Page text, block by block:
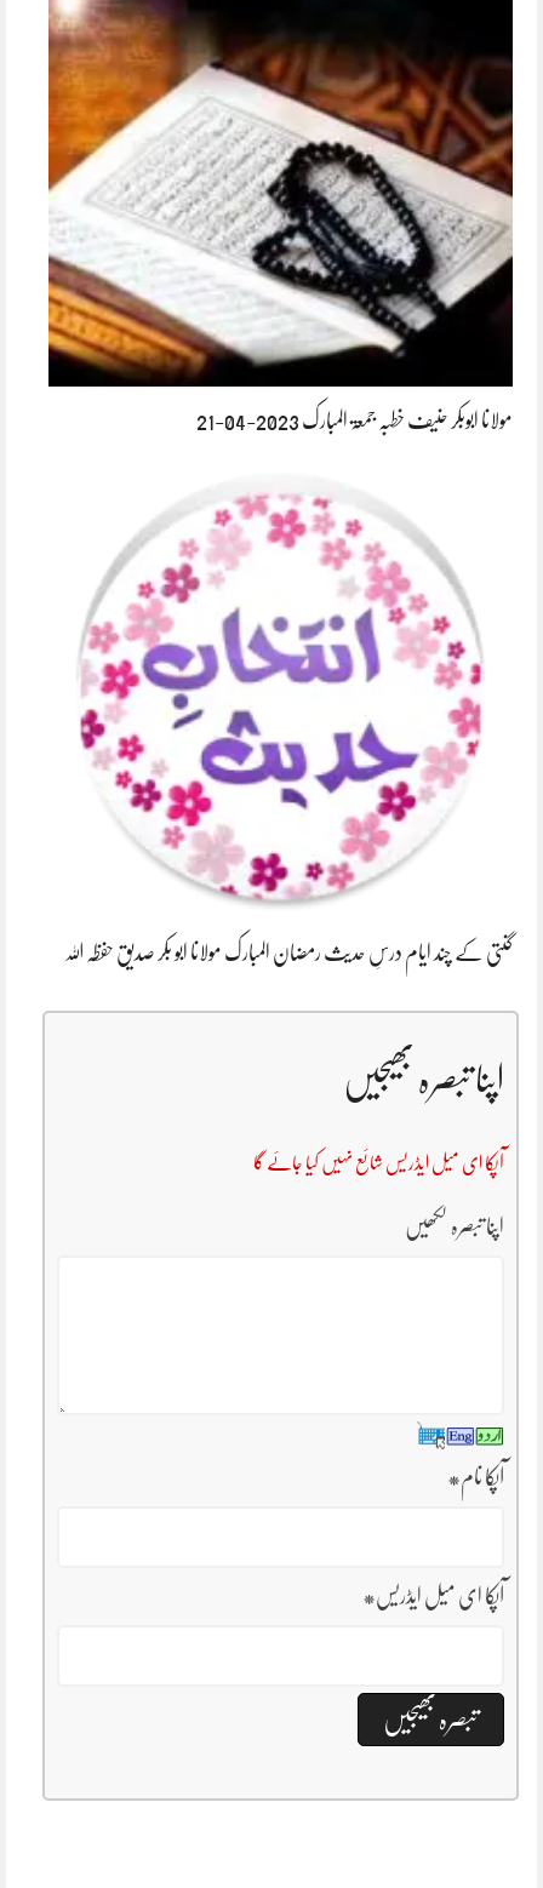
مولانا ابوبکر حنیف خطبہ جمعۃ المبارک 2023-04-21
گنتی کے چند ایام درسِ حدیث رمضان المبارک مولانا ابو بکر صدیق حفظہ اللہ
اپنا تبصرہ بھیجیں
آپکا ای میل ایڈریس شائع نہیں کیا جائے گا
اپنا تبصرہ لکھیں
آپکا نام*
آپکا ای میل ایڈریس*